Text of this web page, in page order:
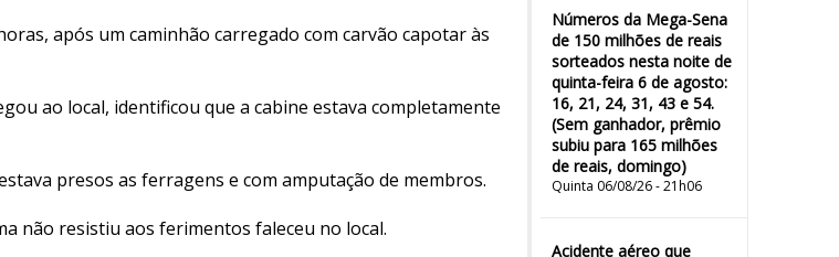
Números da Mega-Sena
de 150 milhões de reais
sorteados nesta noite de
quinta-feira 6 de agosto:
16, 21, 24, 31, 43 e 54.
(Sem ganhador, prêmio
subiu para 165 milhões
de reais, domingo)
Quinta 06/08/26 - 21h06
Acidente aéreo que
após um caminhão carregado com carvão capotar às
ao local, identificou que a cabine estava completamente
presos as ferragens e com amputação de membros.
não resistiu aos ferimentos faleceu no local.